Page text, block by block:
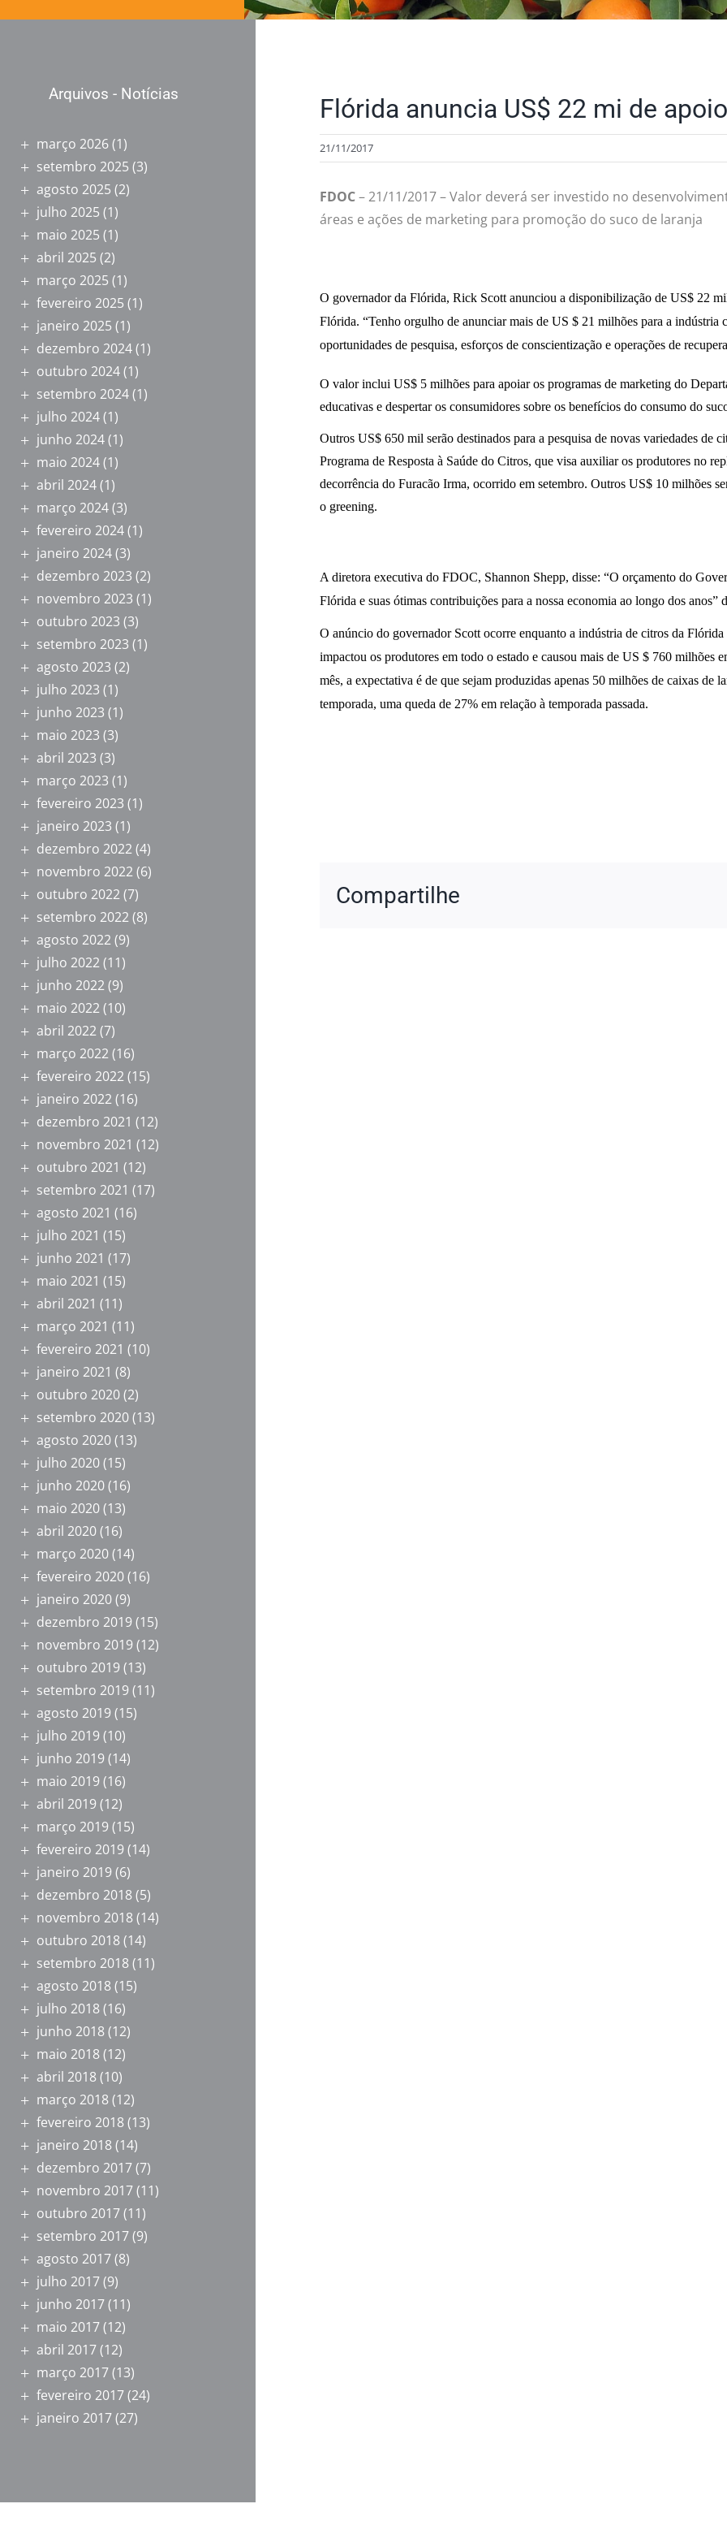
Flórida anuncia US$ 22 mi de
21/11/2017
FDOC– 21/11/2017 – Valor deverá ser investido no
áreas e ações de marketing para promoção do suco de laranja
O governador da Flórida, Rick Scott anunciou a disponibilização de US$ 22
Flórida. “Tenho orgulho de anunciar mais de US $ 21 milhões para a
oportunidades de pesquisa, esforços de conscientização e operações de
O valor inclui US$ 5 milhões para apoiar os programas de marketing do
educativas e despertar os consumidores sobre os benefícios do consumo do
Outros US$ 650 mil serão destinados para a pesquisa de novas variedades de
Programa de Resposta à Saúde do Citros, que visa auxiliar os produtores no
decorrência do Furacão Irma, ocorrido em setembro. Outros US$ 10 milhões
o greening.
A diretora executiva do FDOC, Shannon Shepp, disse: “O orçamento do
Flórida e suas ótimas contribuições para a nossa economia ao longo dos anos”
O anúncio do governador Scott ocorre enquanto a indústria de citros da
impactou os produtores em todo o estado e causou mais de US $ 760
mês, a expectativa é de que sejam produzidas apenas 50 milhões de caixas de
temporada, uma queda de 27% em relação à temporada passada.
Compartilhe
Arquivos - Notícias
março 2026(1)
setembro 2025 (3)
agosto 2025 (2)
julho 2025 (1)
maio 2025 (1)
abril 2025 (2)
março 2025 (1)
fevereiro 2025 (1)
janeiro 2025 (1)
dezembro 2024(1)
outubro 2024(1)
setembro 2024(1)
julho 2024(1)
junho 2024(1)
maio 2024(1)
abril 2024(1)
março 2024(3)
fevereiro 2024(1)
janeiro 2024(3)
dezembro 2023 (2)
novembro 2023 (1)
outubro 2023 (3)
setembro 2023 (1)
agosto 2023 (2)
julho 2023 (1)
junho 2023 (1)
maio 2023 (3)
abril 2023 (3)
março 2023 (1)
fevereiro 2023 (1)
janeiro 2023 (1)
dezembro 2022(4)
novembro 2022(6)
outubro 2022(7)
setembro 2022(8)
agosto 2022(9)
julho 2022(11)
junho 2022(9)
maio 2022(10)
abril 2022(7)
março 2022(16)
fevereiro 2022(15)
janeiro 2022(16)
dezembro 2021 (12)
novembro 2021 (12)
outubro 2021 (12)
setembro 2021 (17)
agosto 2021 (16)
julho 2021 (15)
junho 2021 (17)
maio 2021 (15)
abril 2021 (11)
março 2021 (11)
fevereiro 2021 (10)
janeiro 2021 (8)
outubro 2020(2)
setembro 2020(13)
agosto 2020(13)
julho 2020(15)
junho 2020(16)
maio 2020(13)
abril 2020(16)
março 2020(14)
fevereiro 2020(16)
janeiro 2020(9)
dezembro 2019(15)
novembro 2019(12)
outubro 2019(13)
setembro 2019(11)
agosto 2019(15)
julho 2019(10)
junho 2019(14)
maio 2019(16)
abril 2019(12)
março 2019(15)
fevereiro 2019(14)
janeiro 2019(6)
dezembro 2018(5)
novembro 2018(14)
outubro 2018(14)
setembro 2018(11)
agosto 2018(15)
julho 2018(16)
junho 2018(12)
maio 2018(12)
abril 2018(10)
março 2018(12)
fevereiro 2018(13)
janeiro 2018(14)
dezembro 2017(7)
novembro 2017(11)
outubro 2017(11)
setembro 2017(9)
agosto 2017(8)
julho 2017(9)
junho 2017(11)
maio 2017(12)
abril 2017(12)
março 2017(13)
fevereiro 2017(24)
janeiro 2017(27)